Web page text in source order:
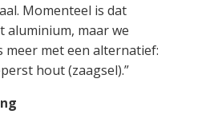
Momenteel is dat
aluminium, maar we
meer met een alternatief:
hout (zaagsel).”